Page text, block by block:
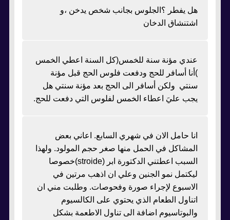
هل يفطر ؟الجلوس بجانب شخص يدخن ،و
اشتنشاق الدخان
عندي مؤنة سنة للخمس(كل السنة اعطي الخمس
)أنا أسافر للحج ودفعت فلوس الحج قبل مؤنة
سنتي ولكن أسافر الى الحج بعد مؤنة سنتي هل
يجب عليَ اعطاء الخمس لفلوس التي دفعت للحج.
انا حامل الان في شهري السابع. اعاني بعض
المشاكل في الحمل منها صغر حجم المولود. ولهذا
السبب اعطتني الدكتورة ابر (stroide)خصوصا
ليكتمل نمو الجنين وعلي ان اذهب مرتين في
الاسبوع لإجراء صورة وفحوصات. وطلبت مني ان
اتناول الطعام الذي يحتوي على الكالسيوم
والبوتاسيوم اضافة الى تناول الاطعمة بشكل